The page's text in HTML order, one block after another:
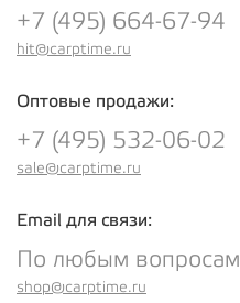
+7 (495) 664-67-94
hit@carptime.ru
Оптовые продажи:
+7 (495) 532-06-02
sale@carptime.ru
Email для связи:
По любым вопросам
shop@carptime.ru